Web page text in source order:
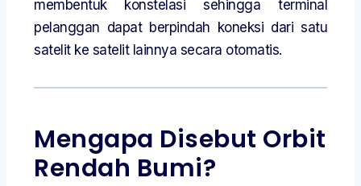
membentuk konstelasi sehingga terminal
pelanggan dapat berpindah koneksi dari satu
satelit ke satelit lainnya secara otomatis.
Mengapa Disebut Orbit
Rendah Bumi?